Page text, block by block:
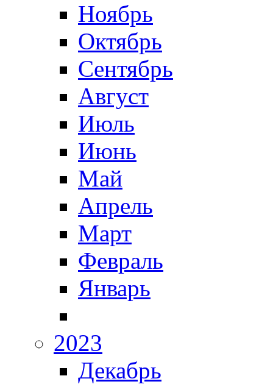
Ноябрь
Октябрь
Сентябрь
Август
Июль
Июнь
Май
Апрель
Март
Февраль
Январь
2023
Декабрь